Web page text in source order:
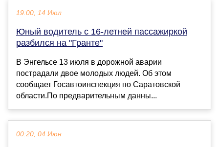
19:00, 14 Июл
Юный водитель с 16-летней пассажиркой
разбился на "Гранте"
В Энгельсе 13 июля в дорожной аварии
пострадали двое молодых людей. Об этом
сообщает Госавтоинспекция по Саратовской
области.По предварительным данны...
00:20, 04 Июн